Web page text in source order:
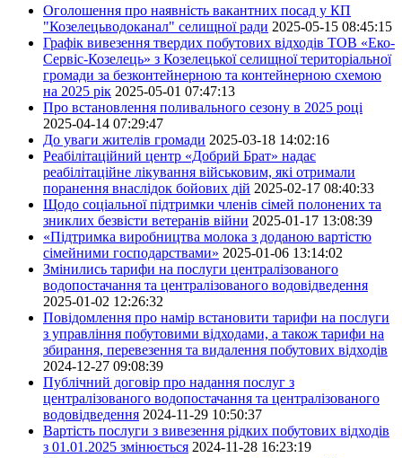
Оголошення про наявність вакантних посад у КП
"Козелецьводоканал" селищної ради 2025-05-15 08:45:15
Графік вивезення твердих побутових відходів ТОВ «Еко-
Сервіс-Козелець» з Козелецької селищної територіальної
громади за безконтейнерною та контейнерною схемою
на 2025 рік 2025-05-01 07:47:13
Про встановлення поливального сезону в 2025 році
2025-04-14 07:29:47
До уваги жителів громади 2025-03-18 14:02:16
Реабілітаційний центр «Добрий Брат» надає
реабілітаційне лікування військовим, які отримали
поранення внаслідок бойових дій 2025-02-17 08:40:33
Щодо соціальної підтримки членів сімей полонених та
зниклих безвісти ветеранів війни 2025-01-17 13:08:39
«Підтримка виробництва молока з доданою вартістю
сімейними господарствами» 2025-01-06 13:14:02
Змінились тарифи на послуги централізованого
водопостачання та централізованого водовідведення
2025-01-02 12:26:32
Повідомлення про намір встановити тарифи на послуги
з управління побутовими відходами, а також тарифи на
збирання, перевезення та видалення побутових відходів
2024-12-27 09:08:39
Публічний договір про надання послуг з
централізованого водопостачання та централізованого
водовідведення 2024-11-29 10:50:37
Вартість послуги з вивезення рідких побутових відходів
з 01.01.2025 змінюється 2024-11-28 16:23:19